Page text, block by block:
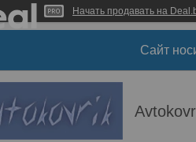
Начать продавать на
Сайт